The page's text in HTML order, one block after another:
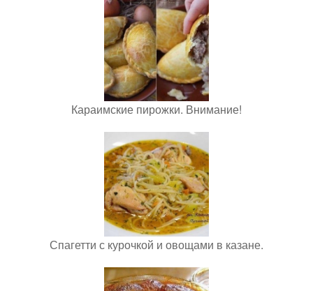
Караимские пирожки. Внимание!
Спагетти с курочкой и овощами в казане.